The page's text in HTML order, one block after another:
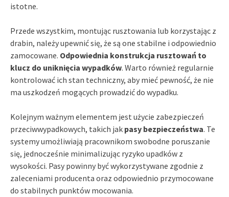
istotne.
Przede wszystkim, montując rusztowania lub korzystając z
drabin, należy upewnić się, że są one stabilne i odpowiednio
zamocowane. Odpowiednia konstrukcja rusztowań to
klucz do uniknięcia wypadków. Warto również regularnie
kontrolować ich stan techniczny, aby mieć pewność, że nie
ma uszkodzeń mogących prowadzić do wypadku.
Kolejnym ważnym elementem jest użycie zabezpieczeń
przeciwwypadkowych, takich jak pasy bezpieczeństwa. Te
systemy umożliwiają pracownikom swobodne poruszanie
się, jednocześnie minimalizując ryzyko upadków z
wysokości. Pasy powinny być wykorzystywane zgodnie z
zaleceniami producenta oraz odpowiednio przymocowane
do stabilnych punktów mocowania.